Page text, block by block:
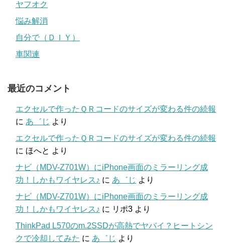
ヤフオク
悩み解消
自分で（ＤＩＹ）
車関連
最近のコメント
エクセルで作ったＱＲコードのサイズが変わる件の続報
に あ゛じ より
エクセルで作ったＱＲコードのサイズが変わる件の続報
に ほへと より
ナビ（MDV-Z701W）にiPhone画面のミラーリング成
功！しかもワイヤレス♪ に あ゛じ より
ナビ（MDV-Z701W）にiPhone画面のミラーリング成
功！しかもワイヤレス♪ に リポ3 より
ThinkPad L570のm.2SSDが高熱でヤバイ？ヒートシン
クで冷却してみた に あ゛じ より